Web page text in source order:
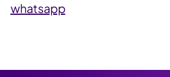
whatsapp